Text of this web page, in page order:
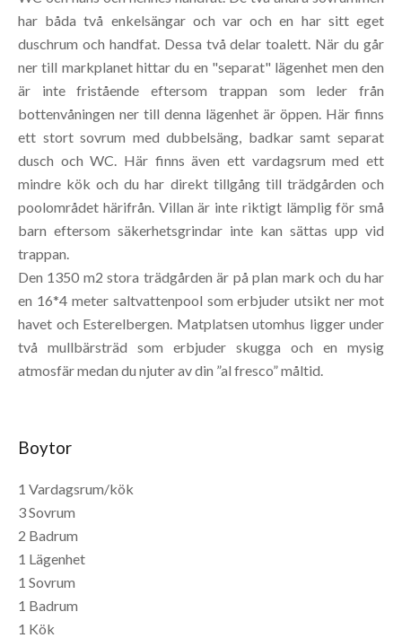
har båda två enkelsängar och var och en har sitt eget
duschrum och handfat. Dessa två delar toalett. När du går
ner till markplanet hittar du en "separat" lägenhet men den
är inte fristående eftersom trappan som leder från
bottenvåningen ner till denna lägenhet är öppen. Här finns
ett stort sovrum med dubbelsäng, badkar samt separat
dusch och WC. Här finns även ett vardagsrum med ett
mindre kök och du har direkt tillgång till trädgården och
poolområdet härifrån. Villan är inte riktigt lämplig för små
barn eftersom säkerhetsgrindar inte kan sättas upp vid
trappan.
Den 1350 m2 stora trädgården är på plan mark och du har
en 16*4 meter saltvattenpool som erbjuder utsikt ner mot
havet och Esterelbergen. Matplatsen utomhus ligger under
två mullbärsträd som erbjuder skugga och en mysig
atmosfär medan du njuter av din ”al fresco” måltid.
Boytor
1 Vardagsrum/kök
3 Sovrum
2 Badrum
1 Lägenhet
1 Sovrum
1 Badrum
1 Kök